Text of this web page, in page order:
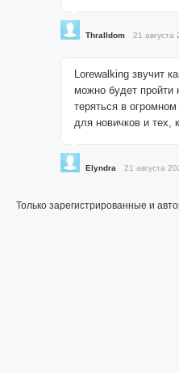
Thralldom 21 августа
Lorewalking звучит
можно будет
теряться в
для новичков и тех,
Elyndra 21 августа
Только зарегистрированные и